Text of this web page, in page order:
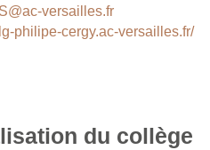
versailles.fr
philipe-cergy.ac-versailles.fr/
du collège